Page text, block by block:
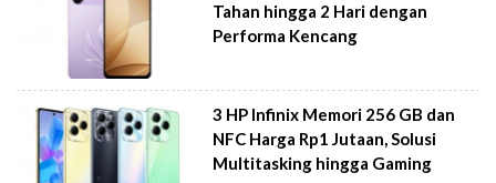
Tahan hingga 2 Hari dengan
Performa Kencang
3 HP Infinix Memori 256 GB dan
NFC Harga Rp1 Jutaan, Solusi
Multitasking hingga Gaming